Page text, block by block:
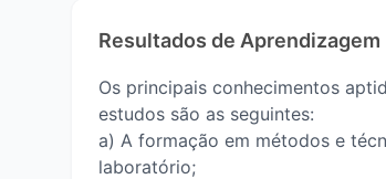
Resultados de Aprendizagem
Os principais conhecimentos
estudos são as seguintes:
a) A formação em métodos e
laboratório;